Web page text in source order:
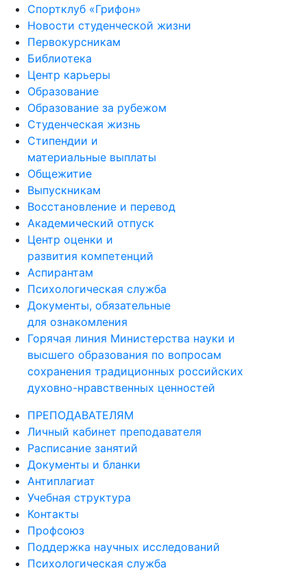
Спортклуб «Грифон»
Новости студенческой жизни
Первокурсникам
Библиотека
Центр карьеры
Образование
Образование за рубежом
Студенческая жизнь
Стипендии и
материальные выплаты
Общежитие
Выпускникам
Восстановление и перевод
Академический отпуск
Центр оценки и
развития компетенций
Аспирантам
Психологическая служба
Документы, обязательные
для ознакомления
Горячая линия Министерства науки и
высшего образования по вопросам
сохранения традиционных российских
духовно-нравственных ценностей
ПРЕПОДАВАТЕЛЯМ
Личный кабинет преподавателя
Расписание занятий
Документы и бланки
Антиплагиат
Учебная структура
Контакты
Профсоюз
Поддержка научных исследований
Психологическая служба